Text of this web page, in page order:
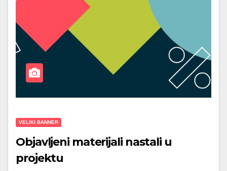
VELIKI BANNER
Objavljeni materijali nastali u
projektu